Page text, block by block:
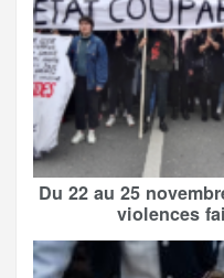
Du 22 au 25
violences